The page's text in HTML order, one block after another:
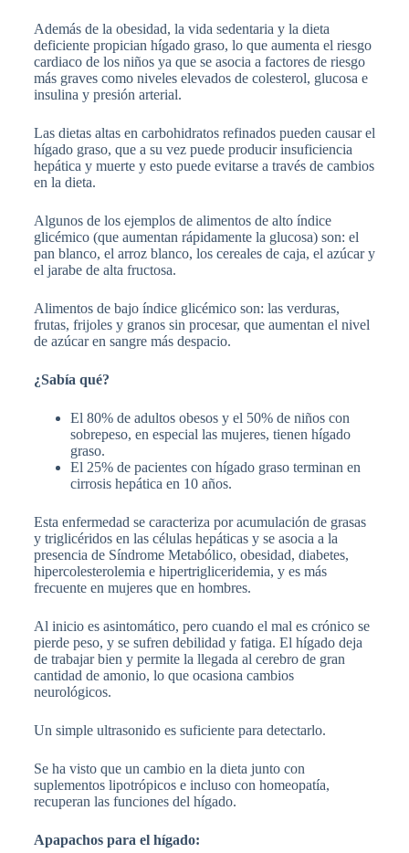
Además de la obesidad, la vida sedentaria y la dieta
deficiente propician hígado graso, lo que aumenta el riesgo
cardiaco de los niños ya que se asocia a factores de riesgo
más graves como niveles elevados de colesterol, glucosa e
insulina y presión arterial.
Las dietas altas en carbohidratos refinados pueden causar el
hígado graso, que a su vez puede producir insuficiencia
hepática y muerte y esto puede evitarse a través de cambios
en la dieta.
Algunos de los ejemplos de alimentos de alto índice
glicémico (que aumentan rápidamente la glucosa) son: el
pan blanco, el arroz blanco, los cereales de caja, el azúcar y
el jarabe de alta fructosa.
Alimentos de bajo índice glicémico son: las verduras,
frutas, frijoles y granos sin procesar, que aumentan el nivel
de azúcar en sangre más despacio.
¿Sabía qué?
El 80% de adultos obesos y el 50% de niños con
sobrepeso, en especial las mujeres, tienen hígado
graso.
El 25% de pacientes con hígado graso terminan en
cirrosis hepática en 10 años.
Esta enfermedad se caracteriza por acumulación de grasas
y triglicéridos en las células hepáticas y se asocia a la
presencia de Síndrome Metabólico, obesidad, diabetes,
hipercolesterolemia e hipertrigliceridemia, y es más
frecuente en mujeres que en hombres.
Al inicio es asintomático, pero cuando el mal es crónico se
pierde peso, y se sufren debilidad y fatiga. El hígado deja
de trabajar bien y permite la llegada al cerebro de gran
cantidad de amonio, lo que ocasiona cambios
neurológicos.
Un simple ultrasonido es suficiente para detectarlo.
Se ha visto que un cambio en la dieta junto con
suplementos lipotrópicos e incluso con homeopatía,
recuperan las funciones del hígado.
Apapachos para el hígado: